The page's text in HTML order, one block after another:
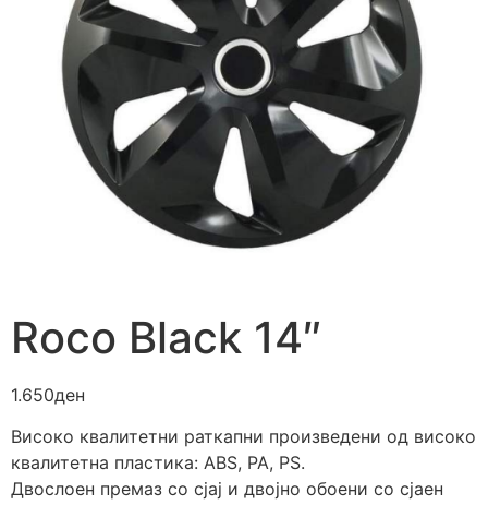
Roco Black 14″
1.650ден
Високо квалитетни раткапни произведени од високо
квалитетна пластика: ABS, PA, PS.
Двослоен премаз со сјај и двојно обоени со сјаен